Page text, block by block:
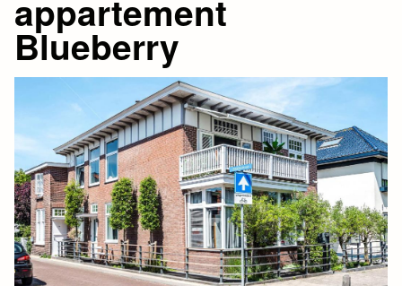
appartement
Blueberry